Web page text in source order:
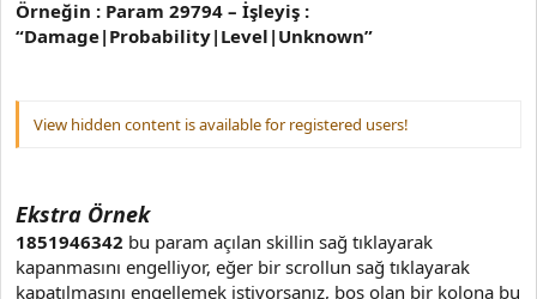
Örneğin : Param 29794 – İşleyiş :
“Damage|Probability|Level|Unknown”
View hidden content is available for registered users!
Ekstra Örnek
1851946342 bu param açılan skillin sağ tıklayarak
kapanmasını engelliyor, eğer bir scrollun sağ tıklayarak
kapatılmasını engellemek istiyorsanız, boş olan bir kolona bu